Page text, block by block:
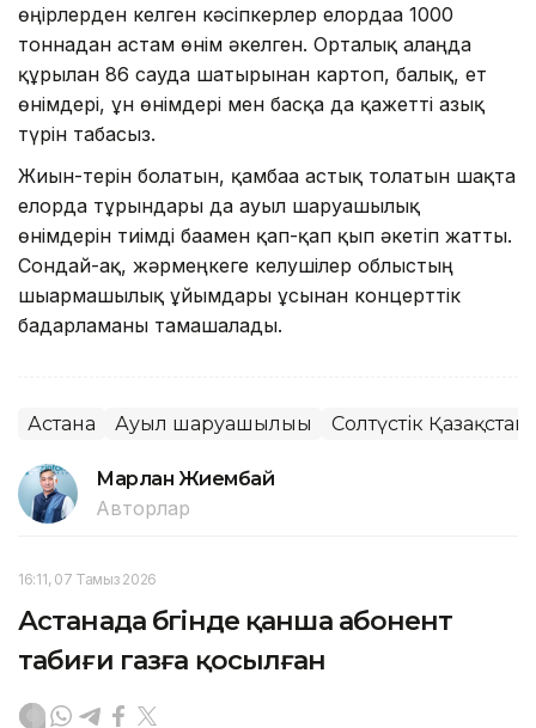
өңірлерден келген кәсіпкерлер елордаға 1000
тоннадан астам өнім әкелген. Орталық алаңда
құрылған 86 сауда шатырынан картоп, балық, ет
өнімдері, ұн өнімдері мен басқа да қажетті азық
түрін табасыз.
Жиын-терін болатын, қамбаға астық толатын шақта
елорда тұрғындары да ауыл шаруашылық
өнімдерін тиімді бағамен қап-қап қып әкетіп жатты.
Сондай-ақ, жәрмеңкеге келушілер облыстың
шығармашылық ұйымдары ұсынған концерттік
бағдарламаны тамашалады.
Астана Ауыл шаруашылығы Солтүстік
Марлан Жиембай
Авторлар
16:11, 07 Тамыз 2026
Астанада бүгінде қанша абонент
табиғи газға қосылған